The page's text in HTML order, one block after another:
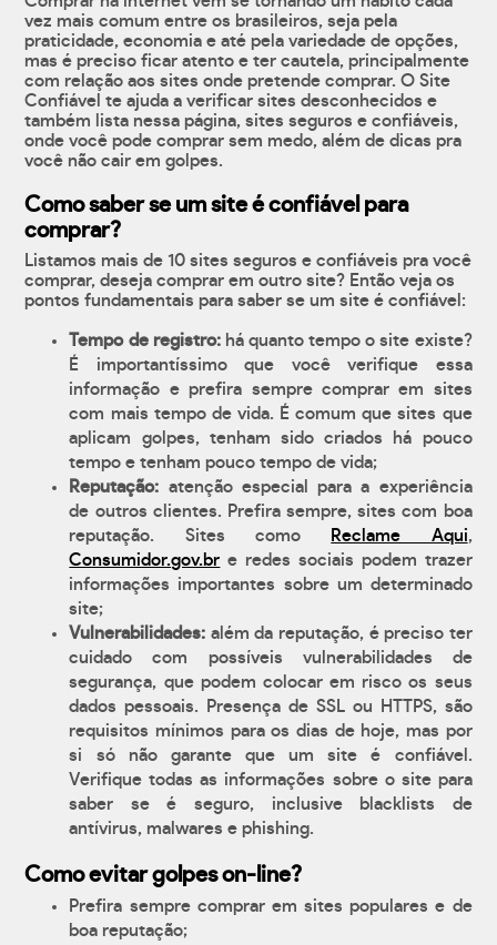
vez mais comum entre os brasileiros, seja pela
praticidade, economia e até pela variedade de opções,
mas é preciso ficar atento e ter cautela, principalmente
com relação aos sites onde pretende comprar. O Site
Confiável te ajuda a verificar sites desconhecidos e
também lista nessa página, sites seguros e confiáveis,
onde você pode comprar sem medo, além de dicas pra
você não cair em golpes.
Como saber se um site é confiável para
comprar?
Listamos mais de 10 sites seguros e confiáveis pra você
comprar, deseja comprar em outro site? Então veja os
pontos fundamentais para saber se um site é confiável:
Tempo de registro:há quanto tempo o site existe?
É importantíssimo que você verifique essa
informação e prefira sempre comprar em sites
com mais tempo de vida. É comum que sites que
aplicam golpes, tenham sido criados há pouco
tempo e tenham pouco tempo de vida;
Reputação: atenção especial para a experiência
de outros clientes. Prefira sempre, sites com boa
reputação. Sites como
Reclame Aqui,
Consumidor.gov.br e redes sociais podem trazer
informações importantes sobre um determinado
site;
Vulnerabilidades: além da reputação, é preciso ter
cuidado com possíveis vulnerabilidades de
segurança, que podem colocar em risco os seus
dados pessoais. Presença de SSL ou HTTPS, são
requisitos mínimos para os dias de hoje, mas por
si só não garante que um site é confiável.
Verifique todas as informações sobre o site para
saber se é seguro, inclusive blacklists de
antívirus, malwares e phishing.
Como evitar golpes on-line?
Prefira sempre comprar em sites populares e de
boa reputação;